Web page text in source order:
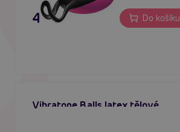
495 Kč Do košíku
Vibratone Balls latex tělové